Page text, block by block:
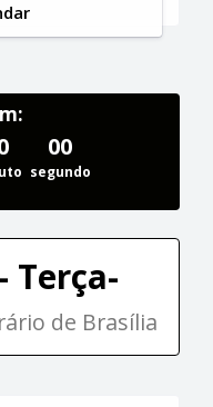
00
segundo
Terça-
de Brasília